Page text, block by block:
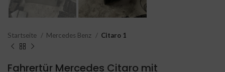
Startseite Mercedes Benz Citaro 1
Fahrertür Mercedes Citaro mit